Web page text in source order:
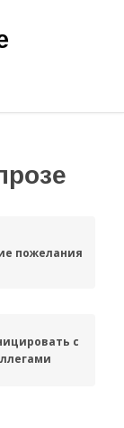
пожелания
с